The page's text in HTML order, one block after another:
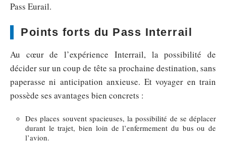
Pass Eurail.
Points forts du Pass Interrail
Au cœur de l’expérience Interrail, la possibilité de
décider sur un coup de tête sa prochaine destination, sans
paperasse ni anticipation anxieuse. Et voyager en train
possède ses avantages bien concrets :
Des places souvent spacieuses, la possibilité de se déplacer
durant le trajet, bien loin de l’enfermement du bus ou de
l’avion.